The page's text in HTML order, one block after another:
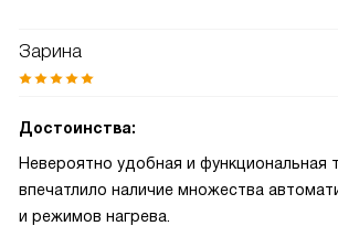
Зарина
Достоинства:
Невероятно удобная и функциональная
впечатлило наличие множества
и режимов нагрева.